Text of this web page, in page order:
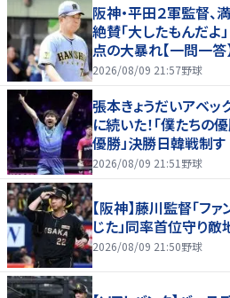
阪神・平田２軍監督
絶賛「大したもんだ
点の大暴れ【一問一答
2026/08/09 21:57野球
張本きょうだいアベッ
に続いた！「僕たちの
優勝」決勝日韓戦制
ンスで歓喜爆発 本音
2026/08/09 21:51 野球
【阪神】藤川監督「フ
じた」同率首位守り
2026/08/09 21:50野球